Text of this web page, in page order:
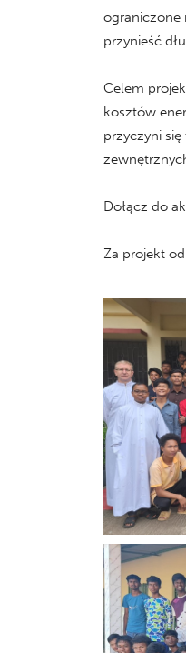
ograniczone
przynieść
Celem
kosztów
przyczyni
Dołącz do
Za projekt